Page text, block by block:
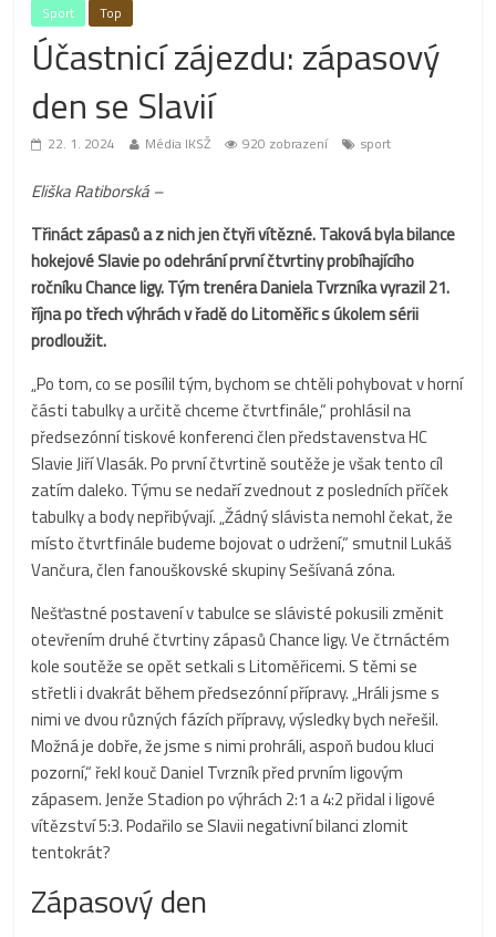
Sport Top
Účastnicí zájezdu: zápasový
den se Slavií
22. 1. 2024 Média IKSŽ 920 zobrazení sport
Eliška Ratiborská –
Třináct zápasů a z nich jen čtyři vítězné. Taková byla bilance
hokejové Slavie po odehrání první čtvrtiny probíhajícího
ročníku Chance ligy. Tým trenéra Daniela Tvrzníka vyrazil 21.
října po třech výhrách v řadě do Litoměřic s úkolem sérii
prodloužit.
„Po tom, co se posílil tým, bychom se chtěli pohybovat v horní
části tabulky a určitě chceme čtvrtfinále,“ prohlásil na
předsezónní tiskové konferenci člen představenstva HC
Slavie Jiří Vlasák. Po první čtvrtině soutěže je však tento cíl
zatím daleko. Týmu se nedaří zvednout z posledních příček
tabulky a body nepřibývají. „Žádný slávista nemohl čekat, že
místo čtvrtfinále budeme bojovat o udržení,“ smutnil Lukáš
Vančura, člen fanouškovské skupiny Sešívaná zóna.
Nešťastné postavení v tabulce se slávisté pokusili změnit
otevřením druhé čtvrtiny zápasů Chance ligy. Ve čtrnáctém
kole soutěže se opět setkali s Litoměřicemi. S těmi se
střetli i dvakrát během předsezónní přípravy. „Hráli jsme s
nimi ve dvou různých fázích přípravy, výsledky bych neřešil.
Možná je dobře, že jsme s nimi prohráli, aspoň budou kluci
pozorní,“ řekl kouč Daniel Tvrzník před prvním ligovým
zápasem. Jenže Stadion po výhrách 2:1 a 4:2 přidal i ligové
vítězství 5:3. Podařilo se Slavii negativní bilanci zlomit
tentokrát?
Zápasový den